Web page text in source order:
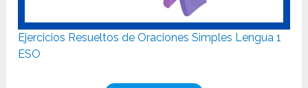
Ejercicios Resueltos de Oraciones Simples Lengua 1
ESO